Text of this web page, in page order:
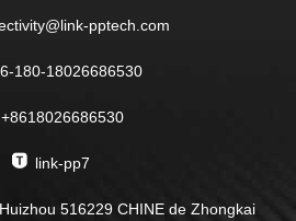
pptech.com
180-18026686530
+8618026686530
link-pp7
516229 CHINE de Zhongkai